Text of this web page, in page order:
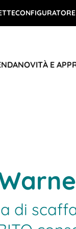
NOVITÀ E
di